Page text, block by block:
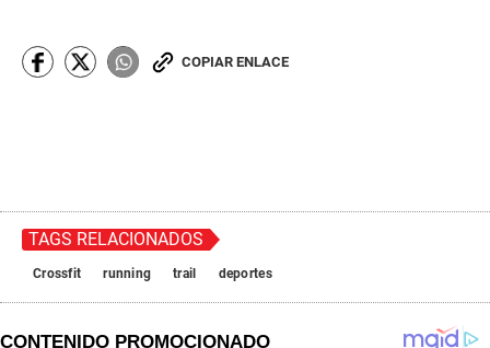
COPIAR ENLACE
TAGS RELACIONADOS
Crossfit running trail deportes